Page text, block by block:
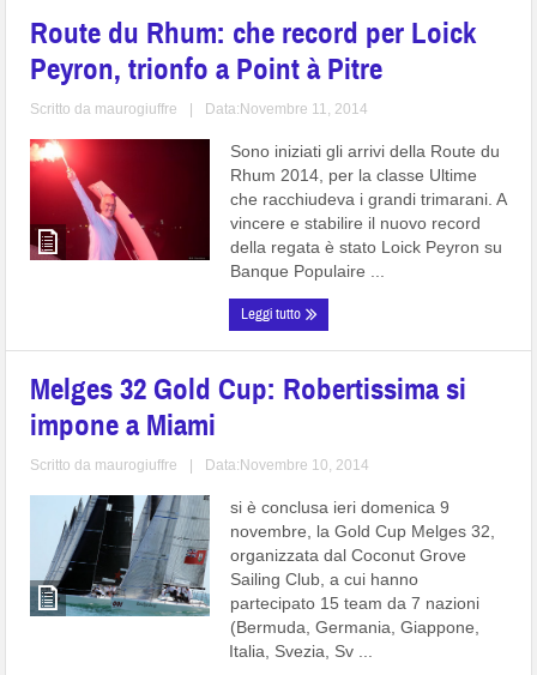
Route du Rhum: che record per Loick
Peyron, trionfo a Point à Pitre
Scritto da maurogiuffre Data:Novembre 11, 2014
Sono iniziati gli arrivi della Route du
Rhum 2014, per la classe Ultime
che racchiudeva i grandi trimarani. A
vincere e stabilire il nuovo record
della regata è stato Loick Peyron su
Banque Populaire ...
Leggi tutto
Melges 32 Gold Cup: Robertissima si
impone a Miami
Scritto da maurogiuffre Data:Novembre 10, 2014
si è conclusa ieri domenica 9
novembre, la Gold Cup Melges 32,
organizzata dal Coconut Grove
Sailing Club, a cui hanno
partecipato 15 team da 7 nazioni
(Bermuda, Germania, Giappone,
Italia, Svezia, Sv ...